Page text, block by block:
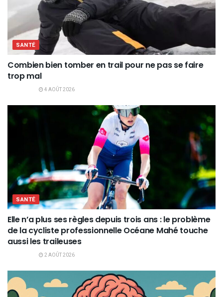
SANTÉ
Combien bien tomber en trail pour ne pas se faire
trop mal
4 AOÛT 2026
SANTÉ
Elle n’a plus ses règles depuis trois ans : le problème
de la cycliste professionnelle Océane Mahé touche
aussi les traileuses
2 AOÛT 2026